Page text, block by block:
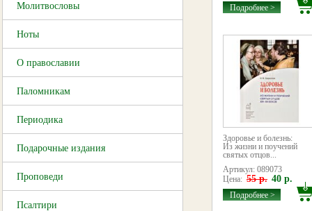
Молитвословы
Ноты
О православии
Паломникам
Периодика
Подарочные издания
Проповеди
Псалтири
Подробнее >
Здоровье и болезнь:
Из жизни и поучений
святых отцов...
Артикул: 089073
Цена: 55 р. 40 р.
Подробнее >